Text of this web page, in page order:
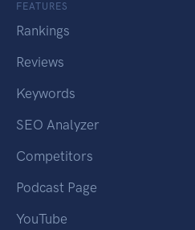
FEATURES
Rankings
Reviews
Keywords
SEO Analyzer
Competitors
Podcast Page
YouTube